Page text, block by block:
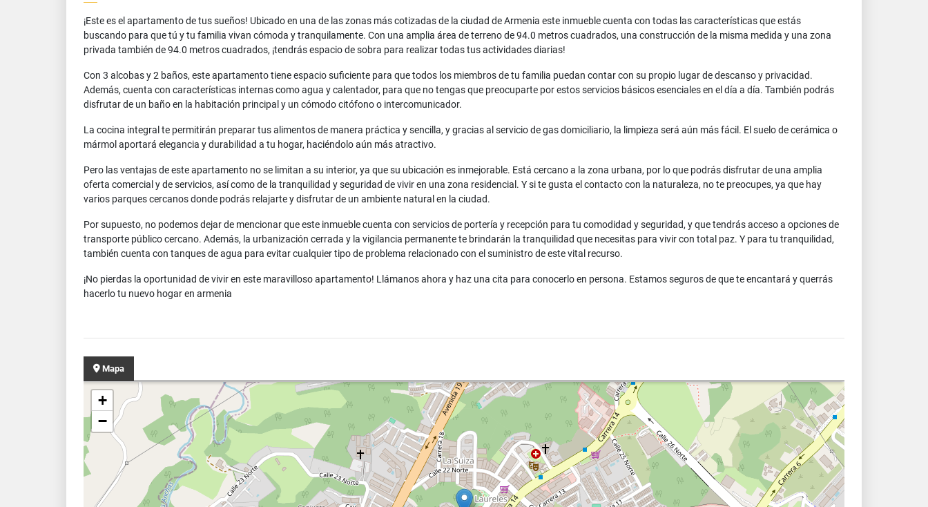
¡Este es el apartamento de tus sueños! Ubicado en una de las zonas más cotizadas de la ciudad de Armenia este inmueble cuenta con todas las características que estás
buscando para que tú y tu familia vivan cómoda y tranquilamente. Con una amplia área de terreno de 94.0 metros cuadrados, una construcción de la misma medida y una zona
privada también de 94.0 metros cuadrados, ¡tendrás espacio de sobra para realizar todas tus actividades diarias!
Con 3 alcobas y 2 baños, este apartamento tiene espacio suficiente para que todos los miembros de tu familia puedan contar con su propio lugar de descanso y privacidad.
Además, cuenta con características internas como agua y calentador, para que no tengas que preocuparte por estos servicios básicos esenciales en el día a día. También podrás
disfrutar de un baño en la habitación principal y un cómodo citófono o intercomunicador.
La cocina integral te permitirán preparar tus alimentos de manera práctica y sencilla, y gracias al servicio de gas domiciliario, la limpieza será aún más fácil. El suelo de cerámica o
mármol aportará elegancia y durabilidad a tu hogar, haciéndolo aún más atractivo.
Pero las ventajas de este apartamento no se limitan a su interior, ya que su ubicación es inmejorable. Está cercano a la zona urbana, por lo que podrás disfrutar de una amplia
oferta comercial y de servicios, así como de la tranquilidad y seguridad de vivir en una zona residencial. Y si te gusta el contacto con la naturaleza, no te preocupes, ya que hay
varios parques cercanos donde podrás relajarte y disfrutar de un ambiente natural en la ciudad.
Por supuesto, no podemos dejar de mencionar que este inmueble cuenta con servicios de portería y recepción para tu comodidad y seguridad, y que tendrás acceso a opciones de
transporte público cercano. Además, la urbanización cerrada y la vigilancia permanente te brindarán la tranquilidad que necesitas para vivir con total paz. Y para tu tranquilidad,
también cuenta con tanques de agua para evitar cualquier tipo de problema relacionado con el suministro de este vital recurso.
¡No pierdas la oportunidad de vivir en este maravilloso apartamento! Llámanos ahora y haz una cita para conocerlo en persona. Estamos seguros de que te encantará y querrás
hacerlo tu nuevo hogar en armenia
Mapa
+
−